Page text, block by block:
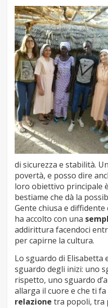
di sicurezza e stabilità.
povertà, e posso dire
loro obiettivo principale
bestiame che dà la
Gente chiusa e
ha accolto con una
addirittura facendoci
per capirne la cultura.
Lo sguardo di Elisabetta
sguardo degli inizi: uno
rispetto, uno sguardo
allarga il cuore e che ti fa
relazione tra popoli, tra